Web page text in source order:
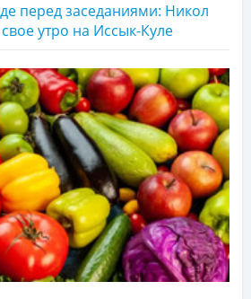
перед заседаниями: Никол
утро на Иссык-Куле